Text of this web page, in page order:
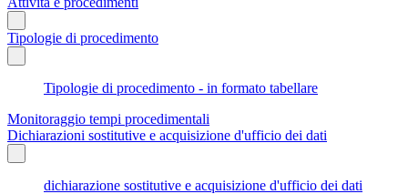
Tipologie di procedimento
Tipologie di procedimento - in formato tabellare
Monitoraggio tempi procedimentali
Dichiarazioni sostitutive e acquisizione d'ufficio dei dati
dichiarazione sostitutive e acquisizione d'ufficio dei dati